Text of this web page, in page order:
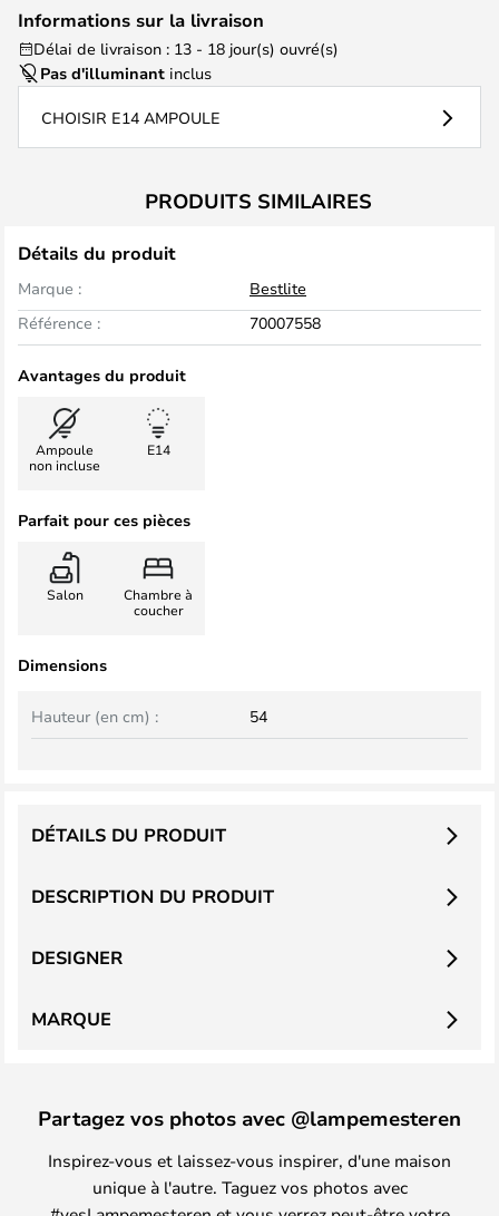
Informations sur la livraison
Délai de livraison : 13 - 18 jour(s) ouvré(s)
Pas d'illuminant inclus
CHOISIR E14 AMPOULE
PRODUITS SIMILAIRES
Détails du produit
Marque :
Bestlite
Référence :
70007558
Avantages du produit
Ampoule
non incluse
E14
Parfait pour ces pièces
Salon
Chambre à
coucher
Dimensions
Hauteur (en cm) : 54
DESCRIPTION DU PRODUIT
DÉTAILS DU PRODUIT
DESIGNER
MARQUE
Partagez vos photos avec @lampemesteren
Inspirez-vous et laissez-vous inspirer, d'une maison
unique à l'autre. Taguez vos photos avec